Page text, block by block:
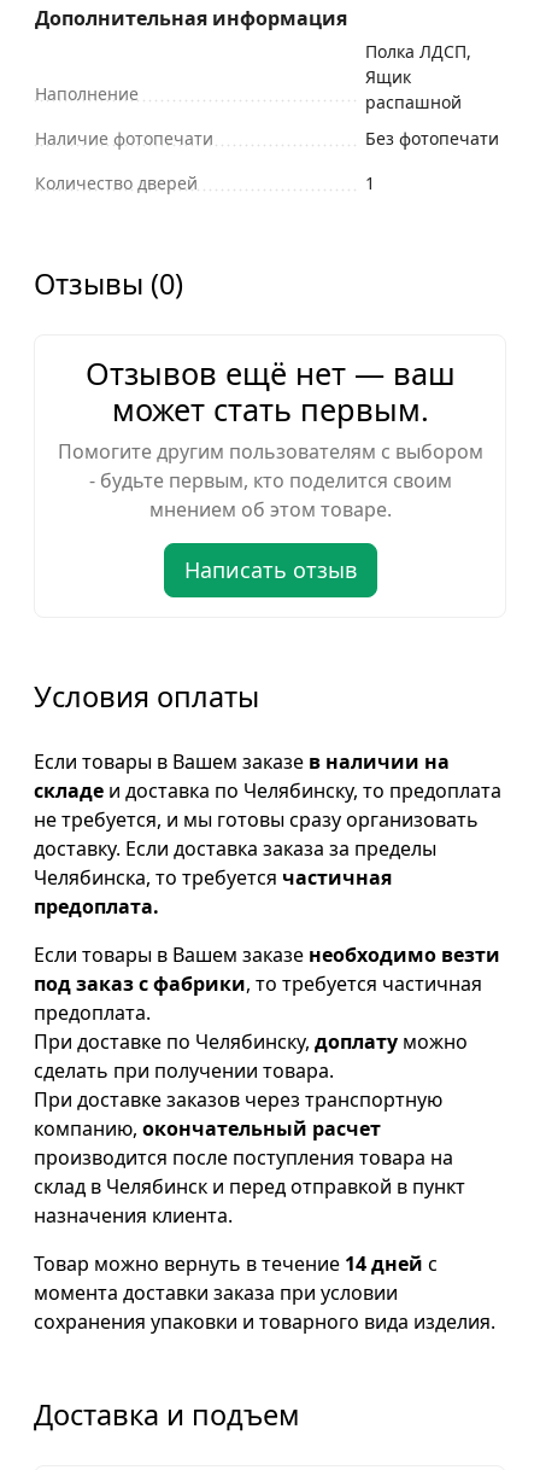
Дополнительная информация
Наполнение
Полка ЛДСП,
Ящик
распашной
Наличие фотопечати
Без фотопечати
Количество дверей
1
Отзывы (0)
Отзывов ещё нет — ваш
может стать первым.
Помогите другим пользователям с выбором
- будьте первым, кто поделится своим
мнением об этом товаре.
Написать отзыв
Условия оплаты
Если товары в Вашем заказе в наличии на
складе и доставка по Челябинску, то предоплата
не требуется, и мы готовы сразу организовать
доставку. Если доставка заказа за пределы
Челябинска, то требуется частичная
предоплата.
Если товары в Вашем заказе необходимо везти
под заказ с фабрики, то требуется частичная
предоплата.
При доставке по Челябинску, доплату можно
сделать при получении товара.
При доставке заказов через транспортную
компанию, окончательный расчет
производится после поступления товара на
склад в Челябинск и перед отправкой в пункт
назначения клиента.
Товар можно вернуть в течение 14 дней с
момента доставки заказа при условии
сохранения упаковки и товарного вида изделия.
Доставка и подъем